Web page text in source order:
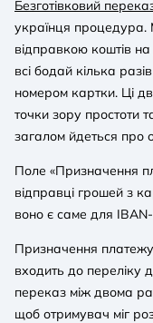
Безготівковий
українця
відправкою коштів на
всі бодай кілька
номером картки. Ці
точки зору простоти
загалом йдеться про
Поле «Призначення
відправці грошей з
воно є саме для
Призначення платежу
входить до
переказ між двома
щоб отримувач міг